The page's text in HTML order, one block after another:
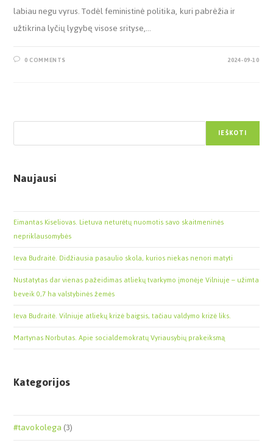
labiau negu vyrus. Todėl feministinė politika, kuri pabrėžia ir
užtikrina lyčių lygybę visose srityse,…
0 COMMENTS 2024-09-10
IEŠKOTI
Naujausi
Eimantas Kiseliovas. Lietuva neturėtų nuomotis savo skaitmeninės
nepriklausomybės
Ieva Budraitė. Didžiausia pasaulio skola, kurios niekas nenori matyti
Nustatytas dar vienas pažeidimas atliekų tvarkymo įmonėje Vilniuje – užimta
beveik 0,7 ha valstybinės žemės
Ieva Budraitė. Vilniuje atliekų krizė baigsis, tačiau valdymo krizė liks.
Martynas Norbutas. Apie socialdemokratų Vyriausybių prakeiksmą
Kategorijos
#tavokolega(3)